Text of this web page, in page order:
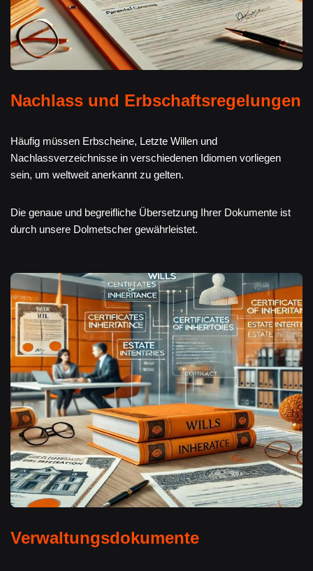
Nachlass und Erbschaftsregelungen
Häufig müssen Erbscheine, Letzte Willen und
Nachlassverzeichnisse in verschiedenen Idiomen vorliegen
sein, um weltweit anerkannt zu gelten.
Die genaue und begreifliche Übersetzung Ihrer Dokumente ist
durch unsere Dolmetscher gewährleistet.
Verwaltungsdokumente